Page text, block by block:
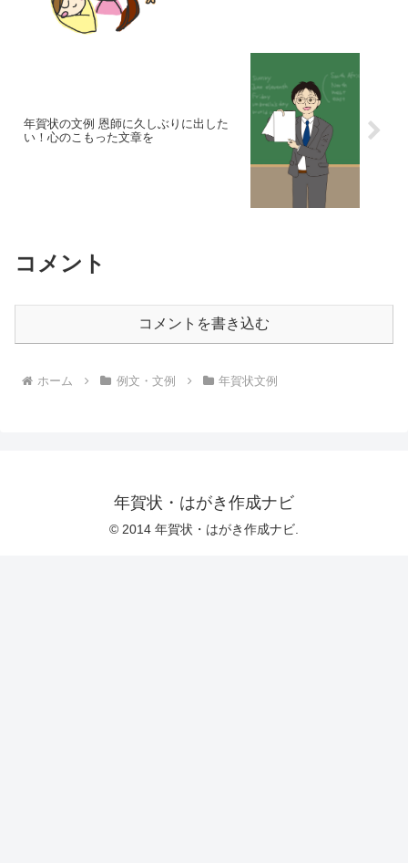
年賀状の文例 恩師に久しぶりに出した
い！心のこもった文章を
コメント
コメントを書き込む
ホーム 例文・文例 年賀状文例
年賀状・はがき作成ナビ
© 2014 年賀状・はがき作成ナビ.